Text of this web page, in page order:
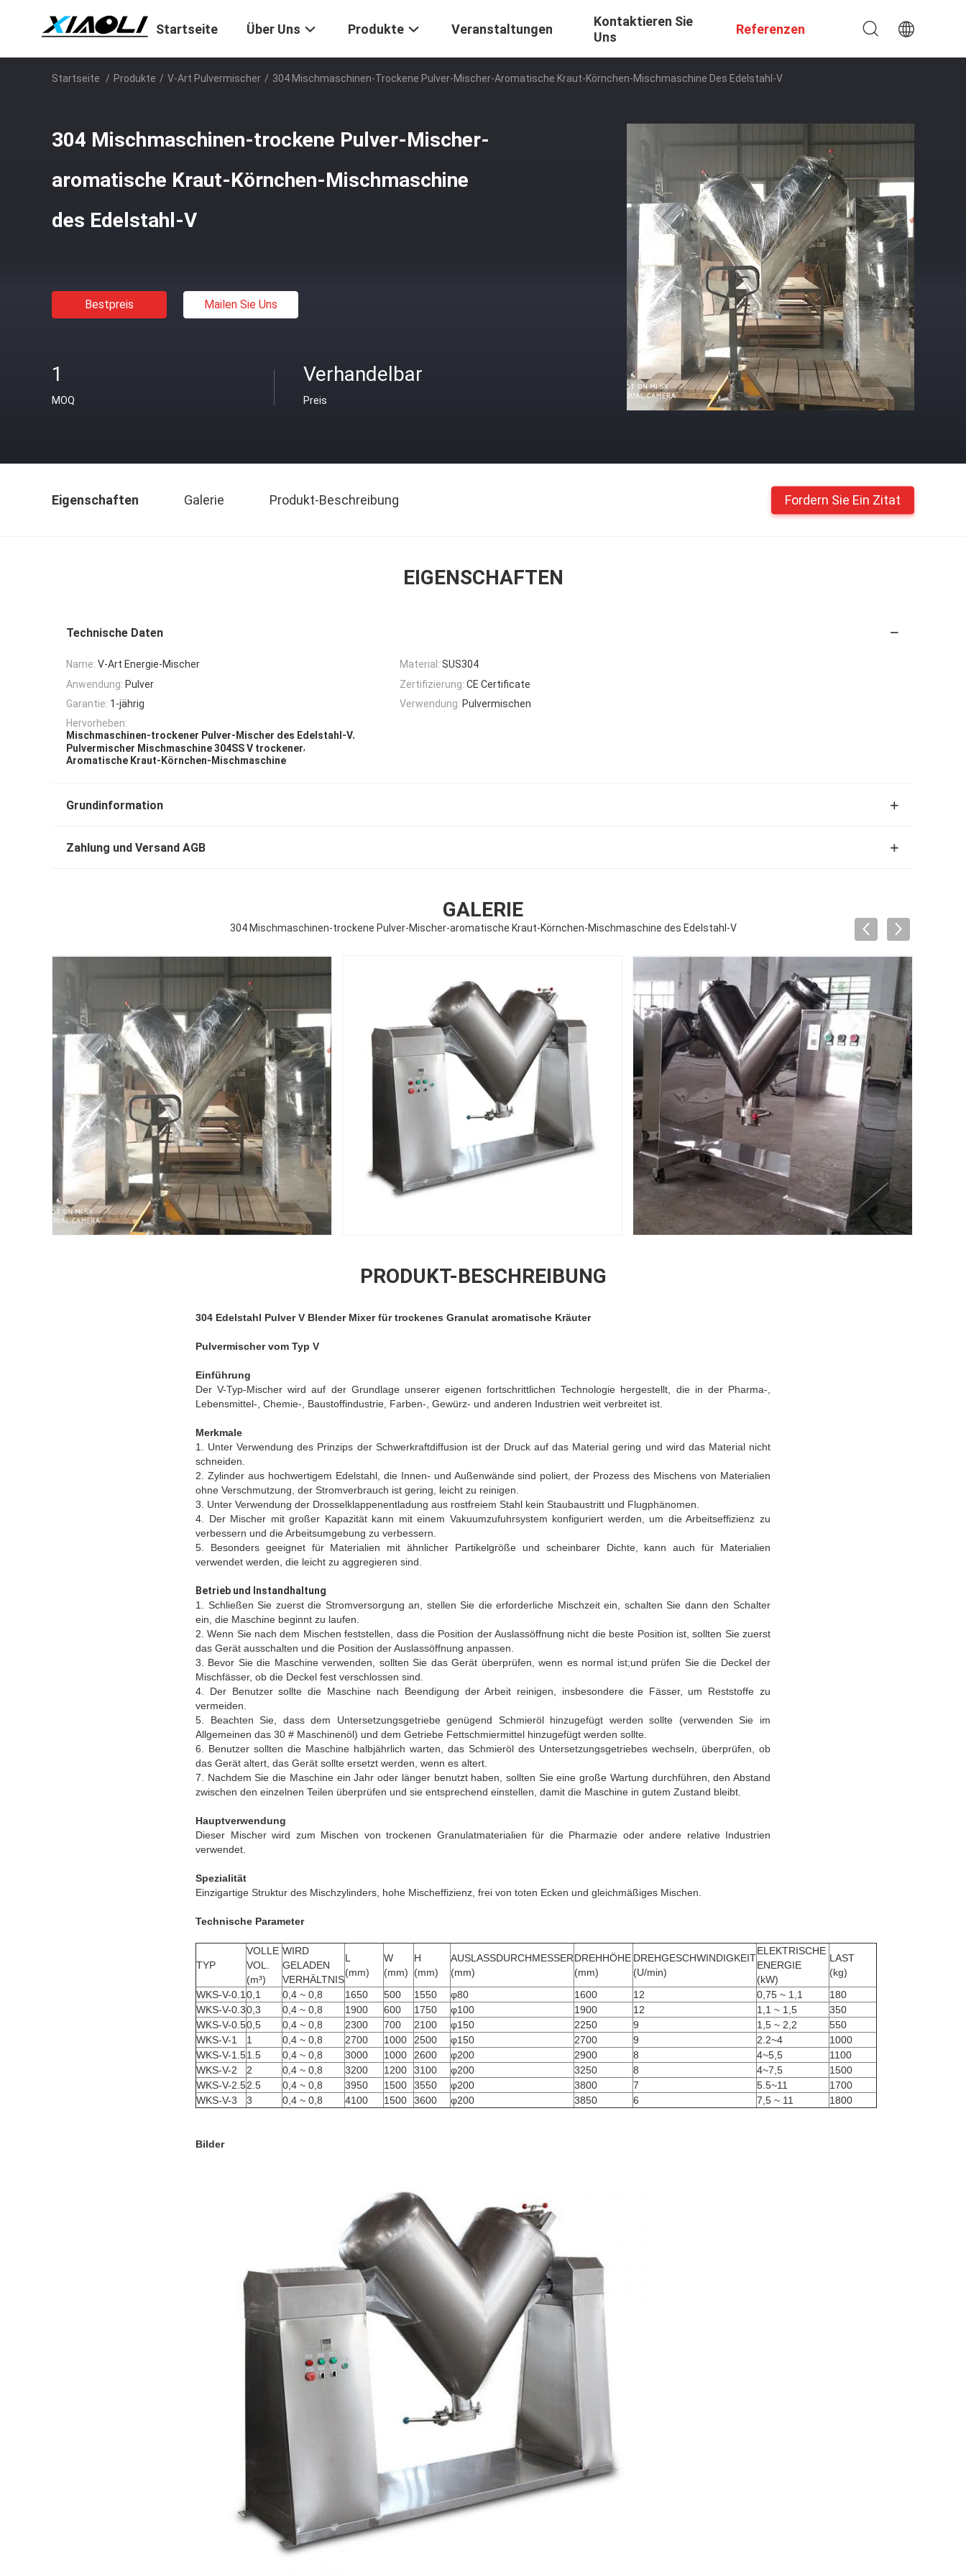
Startseite Über Uns Produkte Veranstaltungen
Kontaktieren Sie
Uns
Referenzen
Startseite / Produkte / V-Art Pulvermischer / 304 Mischmaschinen-Trockene Pulver-Mischer-Aromatische Kraut-Körnchen-Mischmaschine Des Edelstahl-V
304 Mischmaschinen-trockene Pulver-Mischer-
aromatische Kraut-Körnchen-Mischmaschine
des Edelstahl-V
Bestpreis Mailen Sie Uns
1
MOQ
Verhandelbar
Preis
Eigenschaften Galerie Produkt-Beschreibung Fordern Sie Ein Zitat
EIGENSCHAFTEN
Technische Daten
Name: V-Art Energie-Mischer Material: SUS304
Anwendung: Pulver Zertifizierung: CE Certificate
Garantie: 1-jährig Verwendung: Pulvermischen
Hervorheben:
Mischmaschinen-trockener Pulver-Mischer des Edelstahl-V,
Pulvermischer Mischmaschine 304SS V trockener,
Aromatische Kraut-Körnchen-Mischmaschine
Grundinformation
Zahlung und Versand AGB
GALERIE
304 Mischmaschinen-trockene Pulver-Mischer-aromatische Kraut-Körnchen-Mischmaschine des Edelstahl-V
PRODUKT-BESCHREIBUNG
304 Edelstahl Pulver V Blender Mixer für trockenes Granulat aromatische Kräuter
Pulvermischer vom Typ V
Einführung
Der V-Typ-Mischer wird auf der Grundlage unserer eigenen fortschrittlichen Technologie hergestellt, die in der Pharma-,
Lebensmittel-, Chemie-, Baustoffindustrie, Farben-, Gewürz- und anderen Industrien weit verbreitet ist.
Merkmale
1. Unter Verwendung des Prinzips der Schwerkraftdiffusion ist der Druck auf das Material gering und wird das Material nicht
schneiden.
2. Zylinder aus hochwertigem Edelstahl, die Innen- und Außenwände sind poliert, der Prozess des Mischens von Materialien
ohne Verschmutzung, der Stromverbrauch ist gering, leicht zu reinigen.
3. Unter Verwendung der Drosselklappenentladung aus rostfreiem Stahl kein Staubaustritt und Flugphänomen.
4. Der Mischer mit großer Kapazität kann mit einem Vakuumzufuhrsystem konfiguriert werden, um die Arbeitseffizienz zu
verbessern und die Arbeitsumgebung zu verbessern.
5. Besonders geeignet für Materialien mit ähnlicher Partikelgröße und scheinbarer Dichte, kann auch für Materialien
verwendet werden, die leicht zu aggregieren sind.
Betrieb und Instandhaltung
1. Schließen Sie zuerst die Stromversorgung an, stellen Sie die erforderliche Mischzeit ein, schalten Sie dann den Schalter
ein, die Maschine beginnt zu laufen.
2. Wenn Sie nach dem Mischen feststellen, dass die Position der Auslassöffnung nicht die beste Position ist, sollten Sie zuerst
das Gerät ausschalten und die Position der Auslassöffnung anpassen.
3. Bevor Sie die Maschine verwenden, sollten Sie das Gerät überprüfen, wenn es normal ist;und prüfen Sie die Deckel der
Mischfässer, ob die Deckel fest verschlossen sind.
4. Der Benutzer sollte die Maschine nach Beendigung der Arbeit reinigen, insbesondere die Fässer, um Reststoffe zu
vermeiden.
5. Beachten Sie, dass dem Untersetzungsgetriebe genügend Schmieröl hinzugefügt werden sollte (verwenden Sie im
Allgemeinen das 30 # Maschinenöl) und dem Getriebe Fettschmiermittel hinzugefügt werden sollte.
6. Benutzer sollten die Maschine halbjährlich warten, das Schmieröl des Untersetzungsgetriebes wechseln, überprüfen, ob
das Gerät altert, das Gerät sollte ersetzt werden, wenn es altert.
7. Nachdem Sie die Maschine ein Jahr oder länger benutzt haben, sollten Sie eine große Wartung durchführen, den Abstand
zwischen den einzelnen Teilen überprüfen und sie entsprechend einstellen, damit die Maschine in gutem Zustand bleibt.
Hauptverwendung
Dieser Mischer wird zum Mischen von trockenen Granulatmaterialien für die Pharmazie oder andere relative Industrien
verwendet.
Spezialität
Einzigartige Struktur des Mischzylinders, hohe Mischeffizienz, frei von toten Ecken und gleichmäßiges Mischen.
Technische Parameter
TYP
VOLLE
VOL.
(m³)
WIRD
GELADEN
VERHÄLTNIS
L
(mm)
W
(mm)
H
(mm)
AUSLASSDURCHMESSER
(mm)
DREHHÖHE
(mm)
DREHGESCHWINDIGKEIT
(U/min)
ELEKTRISCHE
ENERGIE
(kW)
LAST
(kg)
WKS-V-0.1 0,1 0,4 ~ 0,8 1650 500 1550 φ80 1600 12 0,75 ~ 1,1
180
WKS-V-0.30,3 0,4 ~ 0,8 1900 600 1750 φ100 1900 12 1,1 ~ 1,5
350
WKS-V-0.50,5 0,4 ~ 0,8 2300 700 2100 φ150 2250 9 1,5 ~ 2,2
550
WKS-V-1
1 0,4 ~ 0,8 2700 1000 2500 φ150 2700 9 2.2~4
1000
WKS-V-1.51.5 0,4 ~ 0,8 3000 1000 2600 φ200 2900 8 4~5,5
1100
WKS-V-2
2 0,4 ~ 0,8 3200 1200 3100 φ200 3250 8 4~7,5
1500
WKS-V-2.52.5 0,4 ~ 0,8 3950 1500 3550 φ200 3800 7 5.5~11
1700
WKS-V-3
3 0,4 ~ 0,8 4100 1500 3600 φ200 3850 6 7,5 ~ 11 1800
Bilder